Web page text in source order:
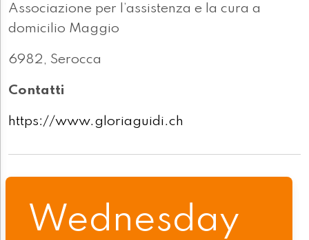
Associazione per l’assistenza e la cura a
domicilio Maggio
6982, Serocca
Contatti
https://www.gloriaguidi.ch
Wednesday